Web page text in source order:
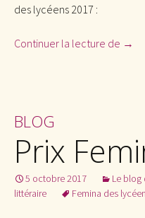
des lycéens 2017 :
Continuer la lecture de →
BLOG
Prix
5 octobre 2017 Le blog
littéraire
Femina des